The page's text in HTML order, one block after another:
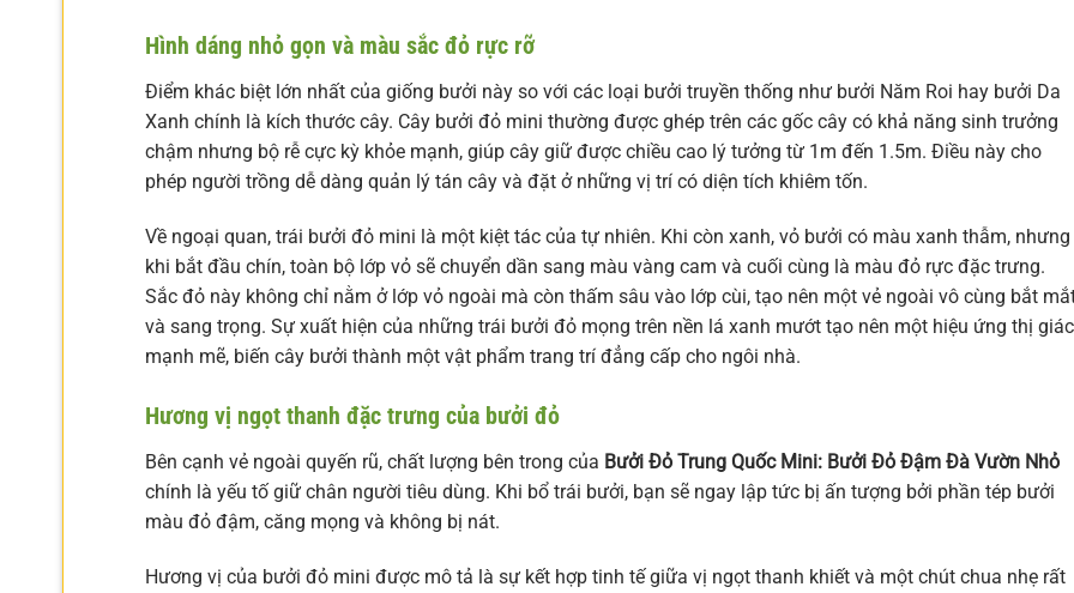
Hình dáng nhỏ gọn và màu sắc đỏ rực rỡ
Điểm khác biệt lớn nhất của giống bưởi này so với các loại bưởi truyền thống như bưởi Năm Roi hay bưởi Da
Xanh chính là kích thước cây. Cây bưởi đỏ mini thường được ghép trên các gốc cây có khả năng sinh trưởng
chậm nhưng bộ rễ cực kỳ khỏe mạnh, giúp cây giữ được chiều cao lý tưởng từ 1m đến 1.5m. Điều này cho
phép người trồng dễ dàng quản lý tán cây và đặt ở những vị trí có diện tích khiêm tốn.
Về ngoại quan, trái bưởi đỏ mini là một kiệt tác của tự nhiên. Khi còn xanh, vỏ bưởi có màu xanh thẫm, nhưng
khi bắt đầu chín, toàn bộ lớp vỏ sẽ chuyển dần sang màu vàng cam và cuối cùng là màu đỏ rực đặc trưng.
Sắc đỏ này không chỉ nằm ở lớp vỏ ngoài mà còn thấm sâu vào lớp cùi, tạo nên một vẻ ngoài vô cùng bắt
và sang trọng. Sự xuất hiện của những trái bưởi đỏ mọng trên nền lá xanh mướt tạo nên một hiệu ứng thị giác
mạnh mẽ, biến cây bưởi thành một vật phẩm trang trí đẳng cấp cho ngôi nhà.
Hương vị ngọt thanh đặc trưng của bưởi đỏ
Bên cạnh vẻ ngoài quyến rũ, chất lượng bên trong của Bưởi Đỏ Trung Quốc Mini: Bưởi Đỏ Đậm Đà Vườn Nhỏ
chính là yếu tố giữ chân người tiêu dùng. Khi bổ trái bưởi, bạn sẽ ngay lập tức bị ấn tượng bởi phần tép bưởi
màu đỏ đậm, căng mọng và không bị nát.
Hương vị của bưởi đỏ mini được mô tả là sự kết hợp tinh tế giữa vị ngọt thanh khiết và một chút chua nhẹ rất